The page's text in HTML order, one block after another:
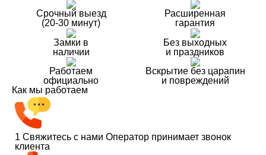
Срочный выезд
(20-30 минут)
Расширенная
гарантия
Замки в
наличии
Без выходных
и праздников
Работаем
официально
Вскрытие без царапин
и повреждений
Как мы работаем
1 Свяжитесь с нами Оператор принимает звонок
клиента